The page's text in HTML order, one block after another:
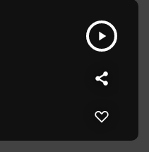
play_arrow